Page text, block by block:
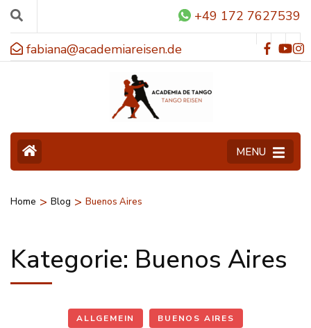
+49 172 7627539
fabiana@academiareisen.de
MENU
Home > Blog > Buenos Aires
Kategorie: Buenos Aires
ALLGEMEIN BUENOS AIRES